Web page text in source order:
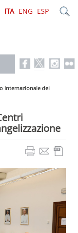
ITA ENG ESP
Internazionale dei